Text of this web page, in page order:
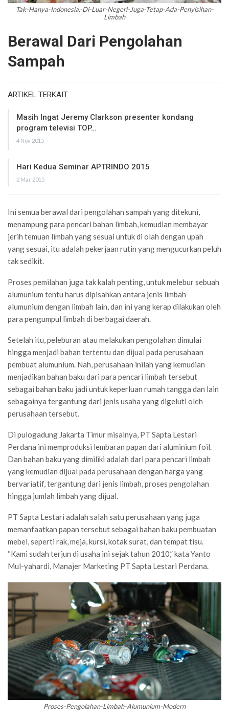
Tak-Hanya-Indonesia,-Di-Luar-Negeri-Juga-Tetap-Ada-Penyisihan-
Limbah
Berawal Dari Pengolahan
Sampah
ARTIKEL TERKAIT
Masih Ingat Jeremy Clarkson presenter kondang
program televisi TOP…
4 Nov 2015
Hari Kedua Seminar APTRINDO 2015
2 Mar 2015
Ini semua berawal dari pengolahan sampah yang ditekuni,
menampung para pencari bahan limbah, kemudian membayar
jerih temuan limbah yang sesuai untuk di olah dengan upah
yang sesuai, itu adalah pekerjaan rutin yang mengucurkan peluh
tak sedikit.
Proses pemilahan juga tak kalah penting, untuk melebur sebuah
alumunium tentu harus dipisahkan antara jenis limbah
alumunium dengan limbah lain, dan ini yang kerap dilakukan oleh
para pengumpul limbah di berbagai daerah.
Setelah itu, peleburan atau melakukan pengolahan dimulai
hingga menjadi bahan tertentu dan dijual pada perusahaan
pembuat alumunium. Nah, perusahaan inilah yang kemudian
menjadikan bahan baku dari para pencari limbah tersebut
sebagai bahan baku jadi untuk keperluan rumah tangga dan lain
sebagainya tergantung dari jenis usaha yang digeluti oleh
perusahaan tersebut.
Di pulogadung Jakarta Timur misalnya, PT Sapta Lestari
Perdana ini memproduksi lembaran papan dari aluminium foil.
Dan bahan baku yang dimiliki adalah dari para pencari limbah
yang kemudian dijual pada perusahaan dengan harga yang
bervariatif, tergantung dari jenis limbah, proses pengolahan
hingga jumlah limbah yang dijual.
PT Sapta Lestari adalah salah satu perusahaan yang juga
memanfaatkan papan tersebut sebagai bahan baku pembuatan
mebel, seperti rak, meja, kursi, kotak surat, dan tempat tisu.
“Kami sudah terjun di usaha ini sejak tahun 2010,” kata Yanto
Mul-yahardi, Manajer Marketing PT Sapta Lestari Perdana.
Proses-Pengolahan-Limbah-Alumunium-Modern